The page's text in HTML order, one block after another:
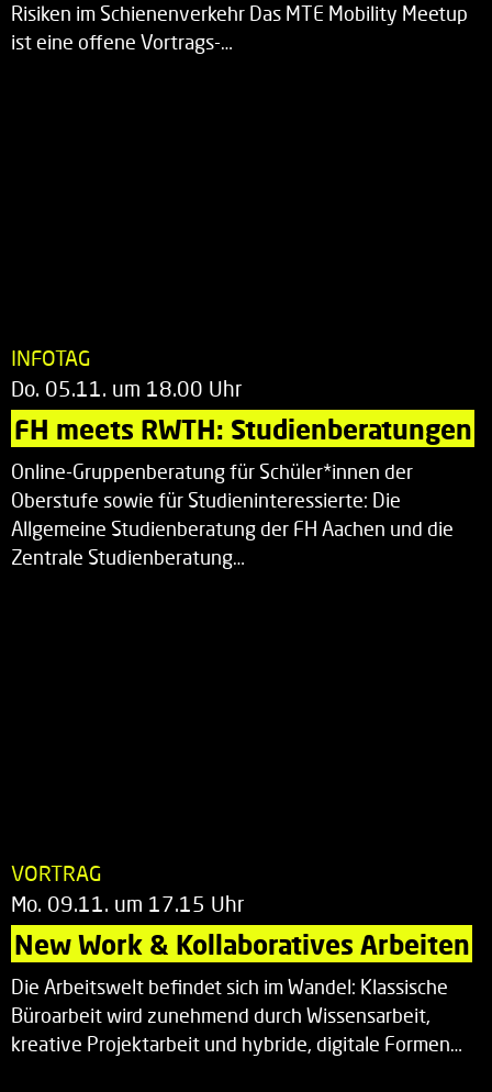
Risiken im Schienenverkehr Das MTE Mobility Meetup
ist eine offene Vortrags-…
INFOTAG
Do. 05.11. um 18.00 Uhr
FH meets RWTH: Studienberatungen
Online-Gruppenberatung für Schüler*innen der
Oberstufe sowie für Studieninteressierte: Die
Allgemeine Studienberatung der FH Aachen und die
Zentrale Studienberatung…
VORTRAG
Mo. 09.11. um 17.15 Uhr
New Work & Kollaboratives Arbeiten
Die Arbeitswelt befindet sich im Wandel: Klassische
Büroarbeit wird zunehmend durch Wissensarbeit,
kreative Projektarbeit und hybride, digitale Formen…